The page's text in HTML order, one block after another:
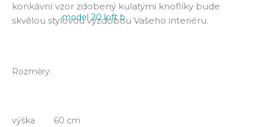
konkávní vzor zdobený kulatými knoflíky bude
skvělou stylovou výzdobou Vašeho interiéru.
Rozměry:
výška 60 cm
model 20 loft b